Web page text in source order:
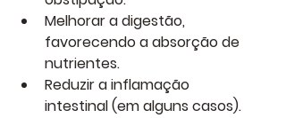
Melhorar a digestão,
favorecendo a absorção de
nutrientes.
Reduzir a inflamação
intestinal (em alguns casos).